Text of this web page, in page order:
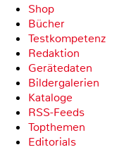
Shop
Bücher
Testkompetenz
Redaktion
Gerätedaten
Bildergalerien
Kataloge
RSS-Feeds
Topthemen
Editorials